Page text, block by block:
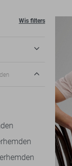
Wis filters